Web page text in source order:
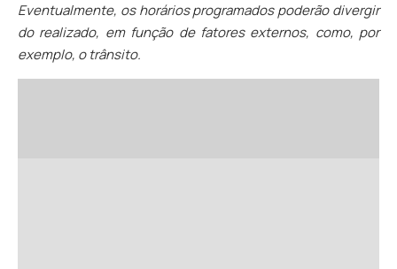
Eventualmente, os horários programados poderão divergir
do realizado, em função de fatores externos, como, por
exemplo, o trânsito.